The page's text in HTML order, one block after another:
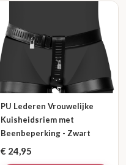
PU Lederen Vrouwelijke
Kuisheidsriem met
Beenbeperking - Zwart
€ 24,95